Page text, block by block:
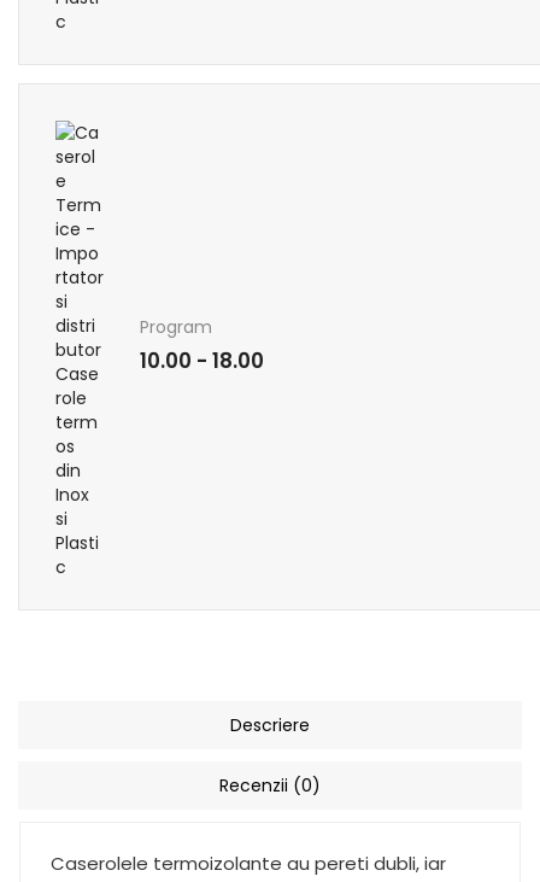
Program
10.00 - 18.00
Descriere
Recenzii (0)
Caserolele termoizolante au pereti dubli, iar